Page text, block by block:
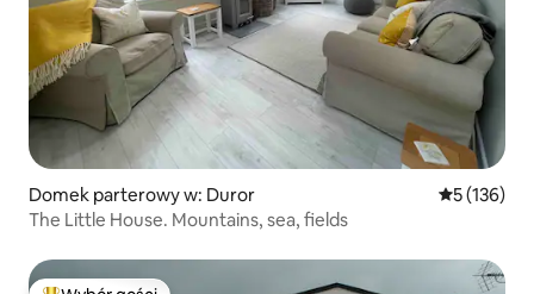
Domek parterowy w: Duror Średnia
5 (136)
The Little House. Mountains, sea, fields